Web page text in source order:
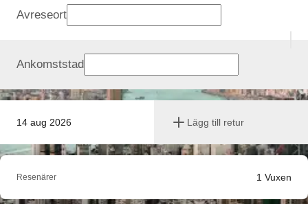
14 aug 2026 Lägg till retur
Avreseort
Ankomststad
Resenärer 1 Vuxen